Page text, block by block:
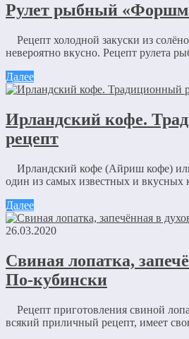
Рулет рыбный
Рецепт холодной закуски из
невероятно вкусно. Рецепт рулета
Далее
Ирландский кофе.
рецепт
Ирландский кофе (Айриш кофе)
один из самых известных и вкусных
Далее
26.03.2020
Свиная лопатка,
По-кубински
Рецепт приготовления свиной
всякий приличный рецепт, имеет